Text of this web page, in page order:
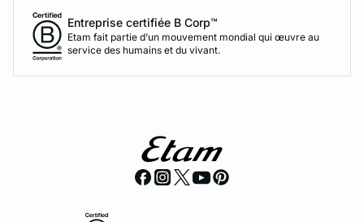
Entreprise certifiée B Corp™
Etam fait partie d’un mouvement mondial qui œuvre au
service des humains et du vivant.